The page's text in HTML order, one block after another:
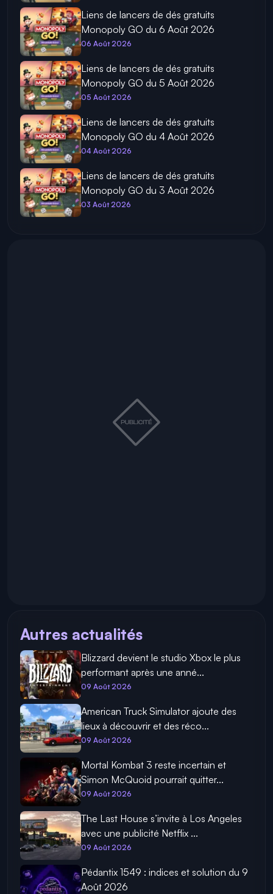
Liens de lancers de dés gratuits
Monopoly GO du 6 Août 2026
06 Août 2026
Liens de lancers de dés gratuits
Monopoly GO du 5 Août 2026
05 Août 2026
Liens de lancers de dés gratuits
Monopoly GO du 4 Août 2026
04 Août 2026
Liens de lancers de dés gratuits
Monopoly GO du 3 Août 2026
03 Août 2026
Autres actualités
Blizzard devient le studio Xbox le plus
performant après une anné...
09 Août 2026
American Truck Simulator ajoute des
lieux à découvrir et des réco...
09 Août 2026
Mortal Kombat 3 reste incertain et
Simon McQuoid pourrait quitter...
09 Août 2026
The Last House s’invite à Los Angeles
avec une publicité Netflix ...
09 Août 2026
Pédantix 1549 : indices et solution du 9
Août 2026